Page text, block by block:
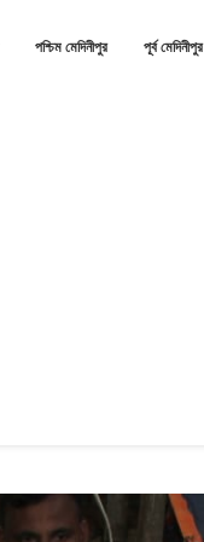
পশ্চিম মেদিনীপুর পূর্ব মেদিনীপুর